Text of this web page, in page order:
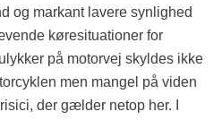
og markant lavere synlighed
køresituationer for
på motorvej skyldes ikke
men mangel på viden
der gælder netop her. I